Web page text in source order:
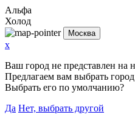
Альфа
Холод
Москва
x
Ваш город не представлен на
Предлагаем вам выбрать город
Выбрать его по умолчанию?
Да Нет, выбрать другой